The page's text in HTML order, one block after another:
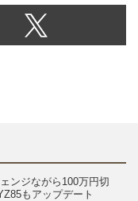
ンジながら100万円切
もアップデート